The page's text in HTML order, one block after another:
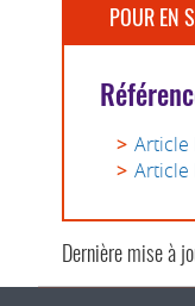
POUR EN
Article
Article
Dernière mise à